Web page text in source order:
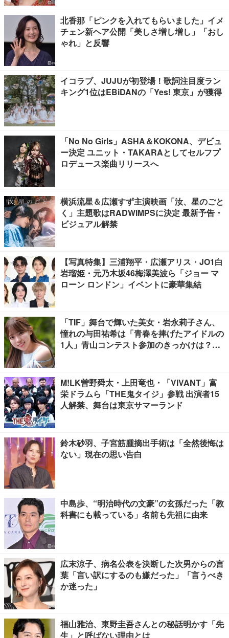
北香那「ピンクを入れてもらいました」イメ
チェン新ヘア公開「美しさ増し増し」「おし
ゃれ」と反響
イコラブ、JUJUが初登場！歌詞注目度ラン
キング1位はEBiDANの「Yes! 東京」が獲得
「No No Girls」ASHA＆KOKONA、デビュ
ー決定 ユニット・TAKARAとしてセルフプ
ロデュース楽曲リリースへ
横浜流星＆広瀬すず主演映画「汝、星のごと
く」主題歌はRADWIMPSに決定 最新予告・
ビジュアル解禁
【写真特集】三浦翔平・広瀬アリス・JO1白
岩瑠姫・元乃木坂46梅澤美波ら「ジョー マ
ローン ロンドン」イベントに豪華集結
「TIF」舞台で輝いた美女・岩永莉子さん、
憧れの与田祐希は「青春を捧げたアイドルの
1人」青山コンテスト参加のきっかけは？
M!LK曽野舜太・上田竜也・「VIVANT」富
栄ドラムら「THE鬼タイジ」参戦 出演者15
人解禁、舞台は東京サマーランド
鈴木砂羽、子宮筋腫摘出手術は「全然後悔は
ない」現在の思い告白
中島歩、“明治時代の文豪”の玄孫だった「教
科書にも載っている」名前も先祖に由来
広末涼子、病名公表を決断した次男からの言
葉「言い訳にするのも嫌だった」「言うべき
か迷った」
福山雅治、東野圭吾さんとの秘話明かす「先
生」と呼ばない理由とは